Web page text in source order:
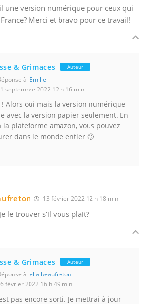
une version numérique pour ceux qui
Merci et bravo pour ce travail!
& Grimaces Auteur
à Emilie
septembre 2022 12 h 16 min
! Alors oui mais la version numérique
avec la version papier seulement. En
la plateforme amazon, vous pouvez
dans le monde entier 🙂
13 février 2022 12 h 18 min
le trouver s’il vous plait?
& Grimaces Auteur
àelia beaufreton
février 2022 16 h 49 min
pas encore sorti. Je mettrai à jour